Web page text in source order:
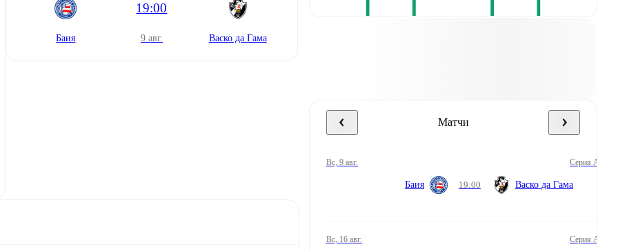
Баия
19:00
9 авг. Васко да Гама
Матчи
вс, 9 авг. Серия А
Баия 19:00 Васко да Гама
вс, 16 авг. Серия А